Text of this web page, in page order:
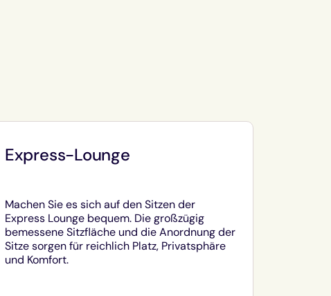
Express-Lounge
Machen Sie es sich auf den Sitzen der
Express Lounge bequem. Die großzügig
bemessene Sitzfläche und die Anordnung der
Sitze sorgen für reichlich Platz, Privatsphäre
und Komfort.